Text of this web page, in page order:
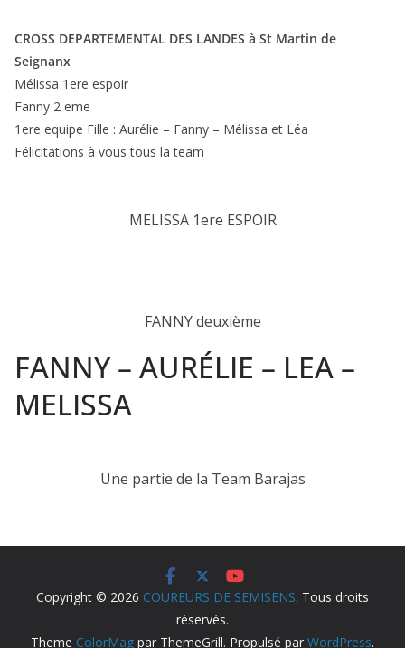
CROSS DEPARTEMENTAL DES LANDES à St Martin de
Seignanx
Mélissa 1ere espoir
Fanny 2 eme
1ere equipe Fille : Aurélie – Fanny – Mélissa et Léa
Félicitations à vous tous la team
MELISSA 1ere ESPOIR
FANNY deuxième
FANNY – AURÉLIE – LEA –
MELISSA
Une partie de la Team Barajas
Copyright © 2026 COUREURS DE SEMISENS. Tous droits
réservés.
Theme ColorMag par ThemeGrill. Propulsé par WordPress.